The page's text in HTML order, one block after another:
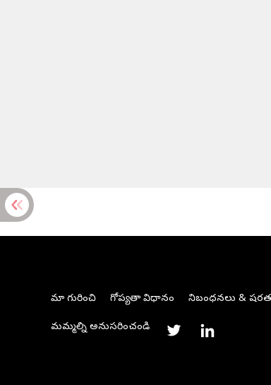
మా గురించి గోప్యతా విధానం నిబంధనలు &
మమ్మల్ని అనుసరించండి